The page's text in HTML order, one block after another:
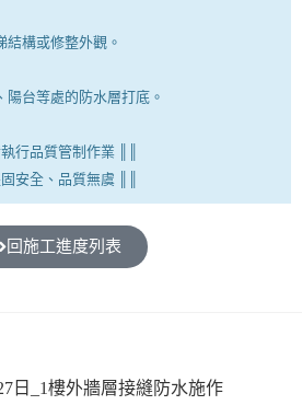
構或修整外觀。
台等處的防水層打底。
行品質管制作業 ║║
安全、品質無虞 ║║
回施工進度列表
日_1樓外牆層接縫防水施作